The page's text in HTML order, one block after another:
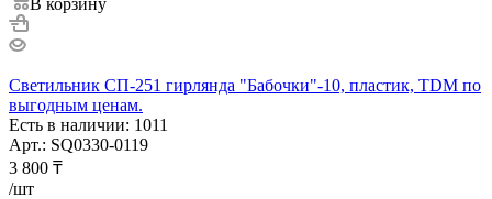
Светильник СП-251 гирлянда "Бабочки"-10, пластик, TDM по
выгодным ценам.
Есть в наличии: 1011
Арт.: SQ0330-0119
3 800 ₸
/шт